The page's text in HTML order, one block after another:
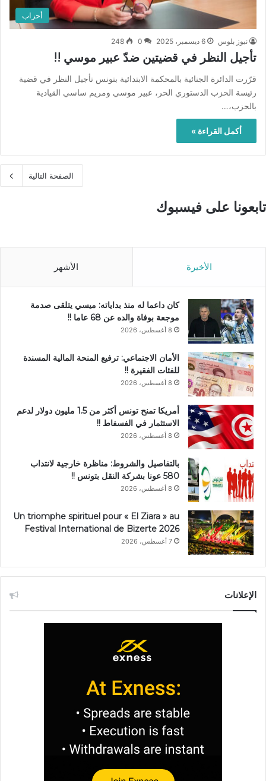
أحزاب
نيوز بلوس 6 ديسمبر، 2025 0
248
تأجيل النظر في قضيتين ضدّ عبير موسي !!
قرّرت الدائرة الجنائية بالمحكمة الابتدائية بتونس تأجيل النظر في قضية
رئيسة الحزب الدستوري الحر، عبير موسي ومريم ساسي القيادية
بالحزب،…
أكمل القراءة »
الصفحة التالية
تابعونا على فيسبوك
الأخيرة الأشهر
كان داعما له منذ بداياته: ميسي يتلقى صدمة
موجعة بوفاة والده عن 68 عاما !!
8 أغسطس، 2026
الأمان الاجتماعي: ترفيع المنحة المالية المسندة
للفئات الفقيرة !!
8 أغسطس، 2026
أمريكا تمنح تونس أكثر من 1.5 مليون دولار لدعم
الاستثمار في الفسفاط !!
8 أغسطس، 2026
بالتفاصيل والشروط: مناظرة خارجية لانتداب
580 عونا بشركة النقل بتونس !!
8 أغسطس، 2026
Un triomphe spirituel pour « El Ziara » au
Festival International de Bizerte 2026
7 أغسطس، 2026
الإعلانات